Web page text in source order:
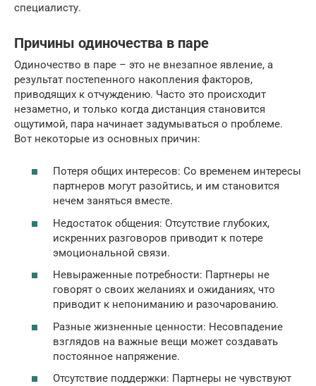
специалисту.
Причины одиночества в паре
Одиночество в паре – это не внезапное явление, а
результат постепенного накопления факторов,
приводящих к отчуждению. Часто это происходит
незаметно, и только когда дистанция становится
ощутимой, пара начинает задумываться о проблеме.
Вот некоторые из основных причин:
Потеря общих интересов: Со временем интересы
партнеров могут разойтись, и им становится
нечем заняться вместе.
Недостаток общения: Отсутствие глубоких,
искренних разговоров приводит к потере
эмоциональной связи.
Невыраженные потребности: Партнеры не
говорят о своих желаниях и ожиданиях, что
приводит к непониманию и разочарованию.
Разные жизненные ценности: Несовпадение
взглядов на важные вещи может создавать
постоянное напряжение.
Отсутствие поддержки: Партнеры не чувствуют